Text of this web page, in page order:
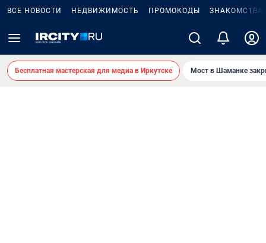
ВСЕ НОВОСТИ НЕДВИЖИМОСТЬ ПРОМОКОДЫ ЗНАКОМСТВА
Бесплатная мастерская для медиа в Иркутске Мост в Шаманке